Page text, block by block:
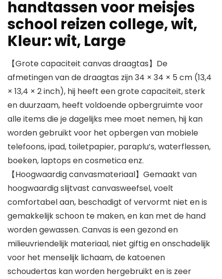
handtassen voor meisjes
school reizen college, wit,
Kleur: wit, Large
【Grote capaciteit canvas draagtas】De
afmetingen van de draagtas zijn 34 × 34 × 5 cm (13,4
× 13,4 × 2 inch), hij heeft een grote capaciteit, sterk
en duurzaam, heeft voldoende opbergruimte voor
alle items die je dagelijks mee moet nemen, hij kan
worden gebruikt voor het opbergen van mobiele
telefoons, ipad, toiletpapier, paraplu’s, waterflessen,
boeken, laptops en cosmetica enz.
【Hoogwaardig canvasmateriaal】Gemaakt van
hoogwaardig slijtvast canvasweefsel, voelt
comfortabel aan, beschadigt of vervormt niet en is
gemakkelijk schoon te maken, en kan met de hand
worden gewassen. Canvas is een gezond en
milieuvriendelijk materiaal, niet giftig en onschadelijk
voor het menselijk lichaam, de katoenen
schoudertas kan worden hergebruikt en is zeer